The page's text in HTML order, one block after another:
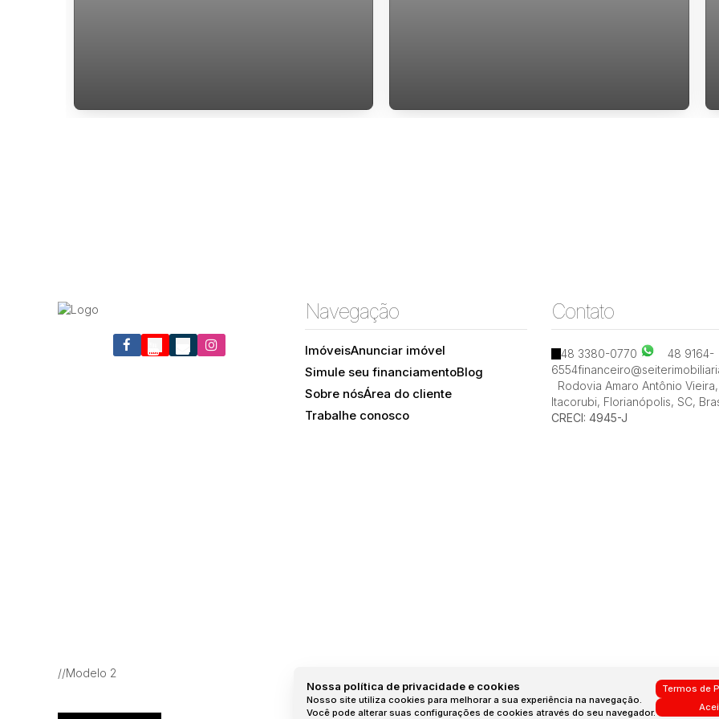
Nossa política de privacidade e cookies
Nosso site utiliza cookies para melhorar a sua experiência na navegação.
Você pode alterar suas configurações de cookies através do seu navegador.
Termos de
Cacupé, Florianópolis, Santa Catarina, Brasil Monte Verde, Florianópolis, Santa Catarina, Brasil
Navegação
ImóveisAnunciar imóvel
Simule seu financiamentoBlog
Sobre nósÁrea do cliente
Trabalhe conosco
Contato
48 3380-0770
48 9164-
6554
Rodovia Amaro Antônio Vieira,
Itacorubi, Florianópolis, SC,
CRECI: 4945-J
//Modelo 2